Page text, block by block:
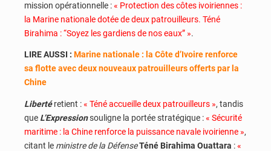
mission opérationnelle :« Protection des côtes ivoiriennes :
la Marine nationale dotée de deux patrouilleurs. Téné
Birahima : “Soyez les gardiens de nos eaux” ».
LIRE AUSSI : Marine nationale : la Côte d’Ivoire renforce
sa flotte avec deux nouveaux patrouilleurs offerts par la
Chine
Libertéretient :« Téné accueille deux patrouilleurs », tandis
que L’Expressionsouligne la portée stratégique :« Sécurité
maritime : la Chine renforce la puissance navale ivoirienne »,
citant le ministre de la DéfenseTéné Birahima Ouattara :«